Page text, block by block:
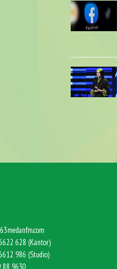
628 (Kantor)
986 (Studio)
88 9630